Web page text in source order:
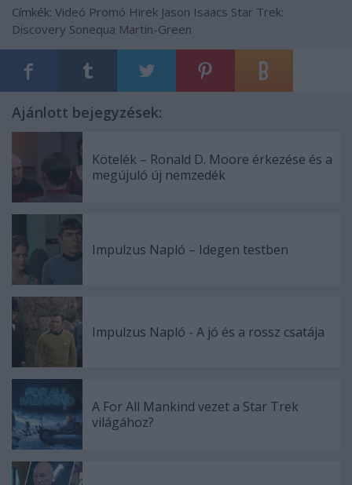
Címkék: Videó Promó Hirek Jason Isaacs Star Trek:
Discovery Sonequa Martin-Green
Ajánlott bejegyzések:
Kötelék – Ronald D. Moore érkezése és a
megújuló új nemzedék
Impulzus Napló – Idegen testben
Impulzus Napló - A jó és a rossz csatája
A For All Mankind vezet a Star Trek
világához?